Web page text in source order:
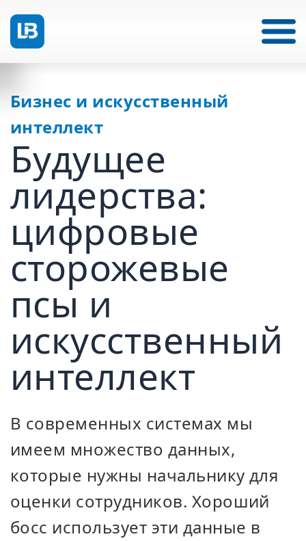
Бизнес и искусственный
интеллект
Будущее
лидерства:
цифровые
сторожевые
псы и
искусственный
интеллект
В современных системах мы
имеем множество данных,
которые нужны начальнику для
оценки сотрудников. Хороший
босс использует эти данные в